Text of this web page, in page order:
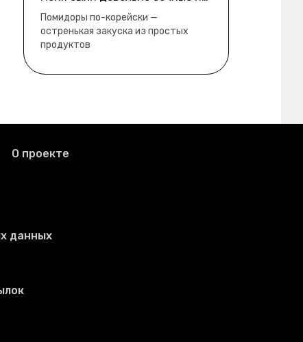
забыл
водянистые. Ну, зато теперь
полно острой салатной жижи ))
Помидоры по-корейски —
остренькая закуска из простых
продуктов
О проекте
данных